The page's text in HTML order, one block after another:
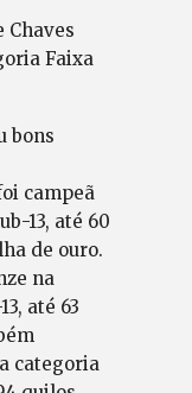
Chaves
Faixa
bons
campeã
13, até 60
de ouro.
na
até 63
categoria